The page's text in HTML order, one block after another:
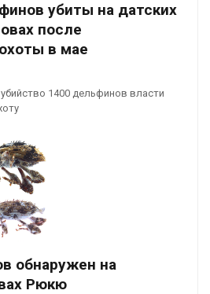
убиты на датских
после
в мае
1400 дельфинов власти
обнаружен на
Рюкю